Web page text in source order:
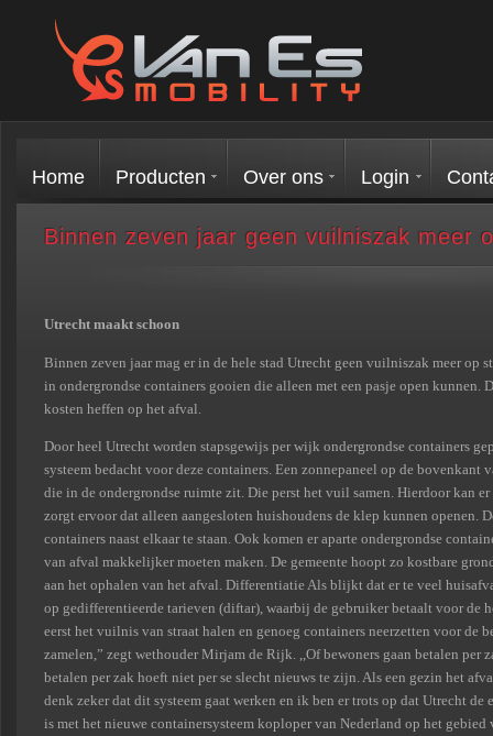
Home Producten Over ons Login
Binnen zeven jaar geen vuilniszak meer
Utrecht maakt schoon
Binnen zeven jaar mag er in de hele stad Utrecht geen vuilniszak meer op
in ondergrondse containers gooien die alleen met een pasje open kunnen.
kosten heffen op het afval.
Door heel Utrecht worden stapsgewijs per wijk ondergrondse containers
systeem bedacht voor deze containers. Een zonnepaneel op de bovenkant
die in de ondergrondse ruimte zit. Die perst het vuil samen. Hierdoor kan
zorgt ervoor dat alleen aangesloten huishoudens de klep kunnen openen.
containers naast elkaar te staan. Ook komen er aparte ondergrondse
van afval makkelijker moeten maken. De gemeente hoopt zo kostbare
aan het ophalen van het afval. Differentiatie Als blijkt dat er te veel
op gedifferentieerde tarieven (diftar), waarbij de gebruiker betaalt voor
eerst het vuilnis van straat halen en genoeg containers neerzetten voor de
zamelen,” zegt wethouder Mirjam de Rijk. ,,Of bewoners gaan betalen per
betalen per zak hoeft niet per se slecht nieuws te zijn. Als een gezin het
denk zeker dat dit systeem gaat werken en ik ben er trots op dat Utrecht de
is met het nieuwe containersysteem koploper van Nederland op het